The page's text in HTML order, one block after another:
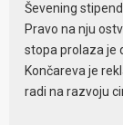
Ševening
Pravo na nju
stopa prolaza je
Končareva je
radi na razvoju